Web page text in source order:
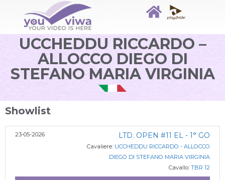
UCCHEDDU RICCARDO –
ALLOCCO DIEGO DI
STEFANO MARIA VIRGINIA
Showlist
23-05-2026 LTD. OPEN #11 EL - 1° GO
Cavaliere: UCCHEDDU RICCARDO - ALLOCCO
DIEGO DI STEFANO MARIA VIRGINIA
Cavallo: TBR 12